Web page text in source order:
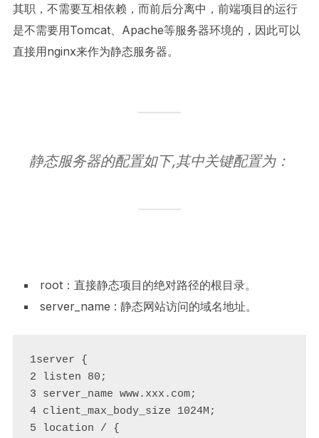
其职，不需要互相依赖，而前后分离中，前端项目的运行
是不需要用Tomcat、Apache等服务器环境的，因此可以
直接用nginx来作为静态服务器。
静态服务器的配置如下,其中关键配置为：
root：直接静态项目的绝对路径的根目录。
server_name : 静态网站访问的域名地址。
1server {
2 listen 80;
3 server_name www.xxx.com;
4 client_max_body_size 1024M;
5 location / {